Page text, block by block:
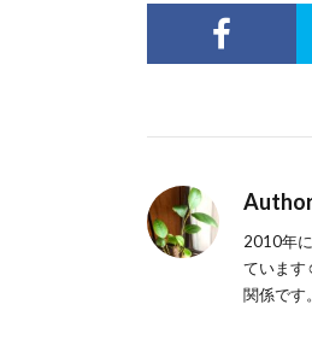
2010年
ています
関係です